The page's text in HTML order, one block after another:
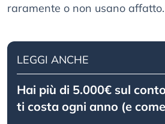
raramente o non usano affatto.
LEGGI ANCHE
Hai più di 5.000€ sul
ti costa ogni anno (e